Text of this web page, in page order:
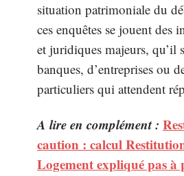
situation patrimoniale du
ces enquêtes se jouent des
et juridiques majeurs, qu’il
banques, d’entreprises ou
particuliers qui attendent
A lire en complément :
caution : calcul
Logement expliqué pas à